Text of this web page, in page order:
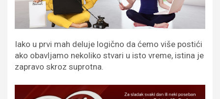
Iako u prvi mah deluje logično da ćemo više postići
ako obavljamo nekoliko stvari u isto vreme, istina je
zapravo skroz suprotna.